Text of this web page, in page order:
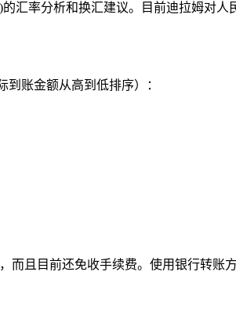
率分析和换汇建议。目前迪拉姆对人
账金额从高到低排序）：
而且目前还免收手续费。使用银行转账